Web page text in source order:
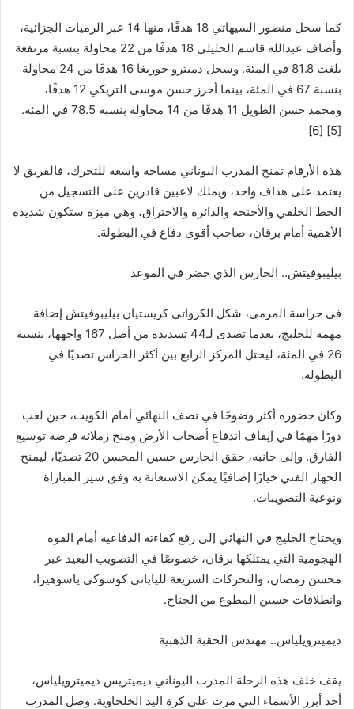
كما سجل منصور السيهاتي 18 هدفًا، منها 14 عبر الرميات الجزائية،
وأضاف عبدالله قاسم الحليلي 18 هدفًا من 22 محاولة بنسبة مرتفعة
بلغت 81.8 في المئة. وسجل دميترو جوريغا 16 هدفًا من 24 محاولة
بنسبة 67 في المئة، بينما أحرز حسن موسى التريكي 12 هدفًا،
ومحمد حسن الطويل 11 هدفًا من 14 محاولة بنسبة 78.5 في المئة.
[5] [6]
هذه الأرقام تمنح المدرب اليوناني مساحة واسعة للتحرك، فالفريق لا
يعتمد على هداف واحد، ويملك لاعبين قادرين على التسجيل من
الخط الخلفي والأجنحة والدائرة والاختراق، وهي ميزة ستكون شديدة
الأهمية أمام برقان، صاحب أقوى دفاع في البطولة.
بيليبوفيتش.. الحارس الذي حضر في الموعد
في حراسة المرمى، شكل الكرواتي كريستيان بيليبوفيتش إضافة
مهمة للخليج، بعدما تصدى لـ44 تسديدة من أصل 167 واجهها، بنسبة
26 في المئة، ليحتل المركز الرابع بين أكثر الحراس تصديًا في
البطولة.
وكان حضوره أكثر وضوحًا في نصف النهائي أمام الكويت، حين لعب
دورًا مهمًا في إيقاف اندفاع أصحاب الأرض ومنح زملائه فرصة توسيع
الفارق. وإلى جانبه، حقق الحارس حسين المحسن 20 تصديًا، ليمنح
الجهاز الفني خيارًا إضافيًا يمكن الاستعانة به وفق سير المباراة
ونوعية التصويبات.
ويحتاج الخليج في النهائي إلى رفع كفاءته الدفاعية أمام القوة
الهجومية التي يمتلكها برقان، خصوصًا في التصويب البعيد عبر
محسن رمضان، والتحركات السريعة للياباني كوسوكي ياسوهيرا،
وانطلاقات حسين المطوع من الجناح.
ديميترويلياس.. مهندس الحقبة الذهبية
يقف خلف هذه الرحلة المدرب اليوناني ديميتريس ديميترويلياس،
أحد أبرز الأسماء التي مرت على كرة اليد الخلجاوية. وصل المدرب